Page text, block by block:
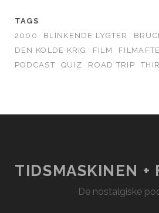
TAGS
2000
BLINKENDE LYGTER
DEN KOLDE KRIG
FILM
PODCAST
QUIZ ROAD TRIP
TIDSMASKINEN +
De nostalgiske